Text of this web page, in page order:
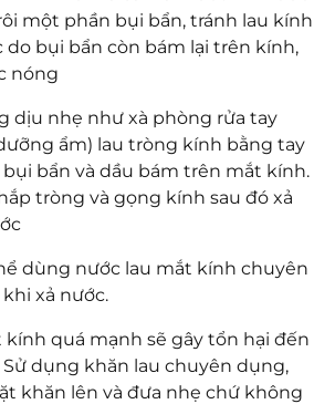
một phần bụi bẩn, tránh lau kính
do bụi bẩn còn bám lại trên kính,
nóng
dịu nhẹ như xà phòng rửa tay
ẩm) lau tròng kính bằng tay
bẩn và dầu bám trên mắt kính.
tròng và gọng kính sau đó xả
dùng nước lau mắt kính chuyên
xả nước.
kính quá mạnh sẽ gây tổn hại đến
Sử dụng khăn lau chuyên dụng,
khăn lên và đưa nhẹ chứ không